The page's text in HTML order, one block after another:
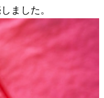
ました。